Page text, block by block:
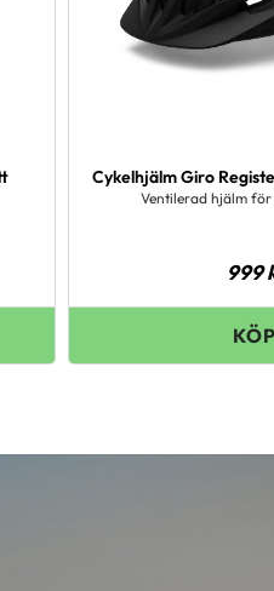
Cykelhjälm Giro
Ventilerad hjälm
999